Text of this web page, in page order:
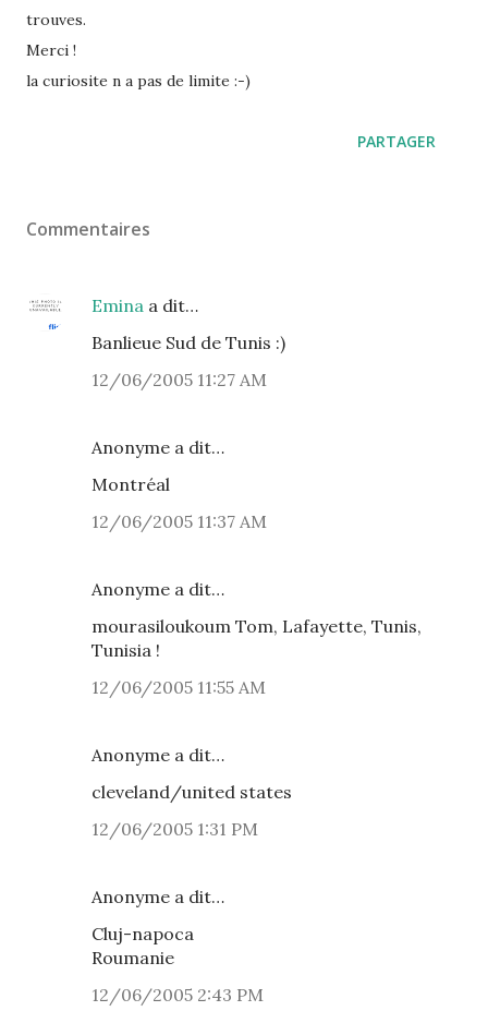
trouves.
Merci !
la curiosite n a pas de limite :-)
PARTAGER
Commentaires
Emina a dit…
Banlieue Sud de Tunis :)
12/06/2005 11:27 AM
Anonyme a dit…
Montréal
12/06/2005 11:37 AM
Anonyme a dit…
mourasiloukoum Tom, Lafayette, Tunis,
Tunisia !
12/06/2005 11:55 AM
Anonyme a dit…
cleveland/united states
12/06/2005 1:31 PM
Anonyme a dit…
Cluj-napoca
Roumanie
12/06/2005 2:43 PM